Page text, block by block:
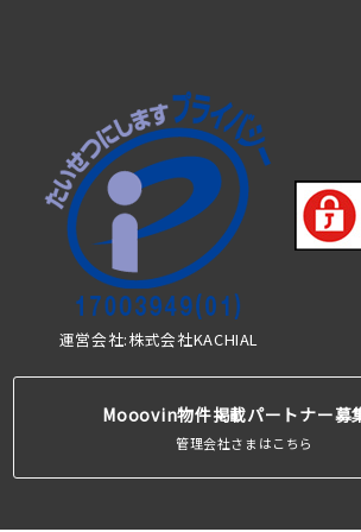
運営会社:株式会社KACHIAL
Mooovin物件掲載パートナー募
管理会社さまはこちら